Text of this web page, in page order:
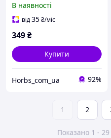
В наявності
від35₴/міс
349₴
Купити
Horbs_com_ua 92%
1 2
Показано 1 - 29